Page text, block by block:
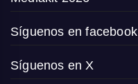
Síguenos en facebook
Síguenos en X